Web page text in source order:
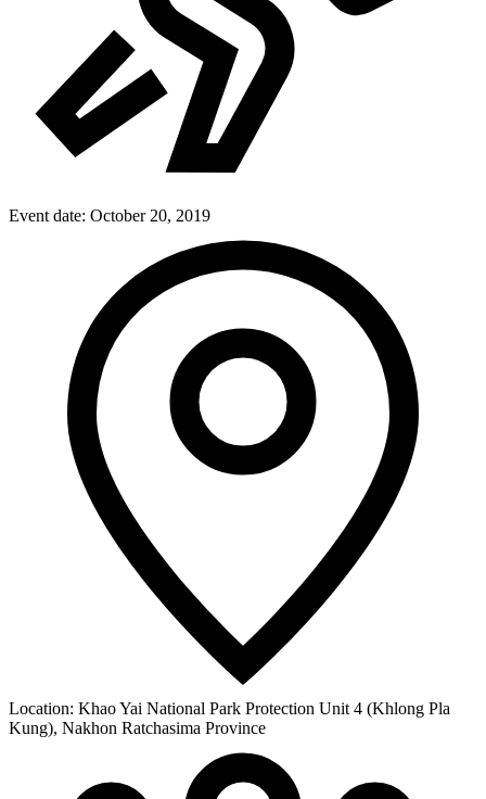
Event date: October 20, 2019
Location: Khao Yai National Park Protection Unit 4 (Khlong Pla
Kung), Nakhon Ratchasima Province